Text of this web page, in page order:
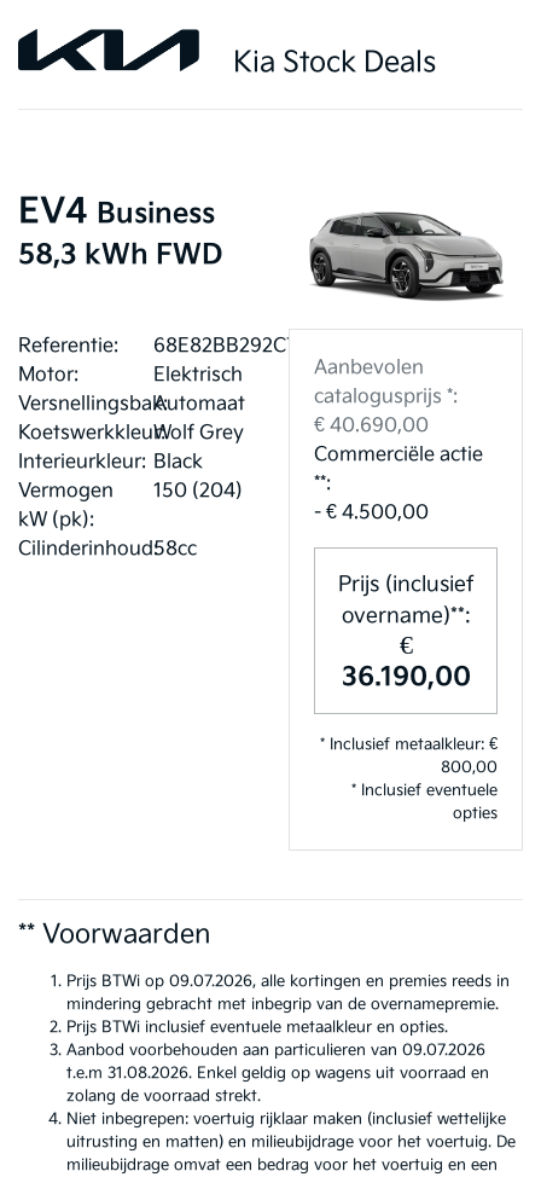
Kia Stock Deals
EV4 Business
58,3 kWh FWD
Referentie:
68E82BB292C74
Motor:
Elektrisch
Versnellingsbak:Automaat
Koetswerkkleur:Wolf Grey
Interieurkleur: Black
Vermogen
kW (pk):
150 (204)
Cilinderinhoud:58cc
Aanbevolen
catalogusprijs *:
€ 40.690,00
Commerciële actie
**:
- € 4.500,00
Prijs (inclusief
overname)**:
€
36.190,00
* Inclusief metaalkleur: €
800,00
* Inclusief eventuele
opties
** Voorwaarden
Prijs BTWi op 09.07.2026, alle kortingen en premies reeds in
mindering gebracht met inbegrip van de overnamepremie.
Prijs BTWi inclusief eventuele metaalkleur en opties.
Aanbod voorbehouden aan particulieren van 09.07.2026
t.e.m 31.08.2026. Enkel geldig op wagens uit voorraad en
zolang de voorraad strekt.
Niet inbegrepen: voertuig rijklaar maken (inclusief wettelijke
uitrusting en matten) en milieubijdrage voor het voertuig. De
milieubijdrage omvat een bedrag voor het voertuig en een